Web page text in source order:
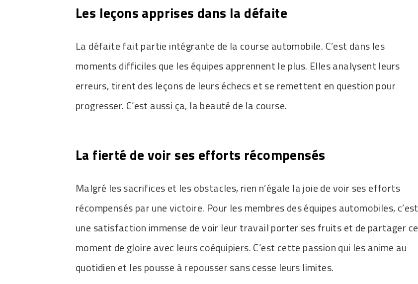
Les leçons apprises dans la défaite
La défaite fait partie intégrante de la course automobile. C’est dans les
moments difficiles que les équipes apprennent le plus. Elles analysent leurs
erreurs, tirent des leçons de leurs échecs et se remettent en question pour
progresser. C’est aussi ça, la beauté de la course.
La fierté de voir ses efforts récompensés
Malgré les sacrifices et les obstacles, rien n’égale la joie de voir ses efforts
récompensés par une victoire. Pour les membres des équipes automobiles, c’est
une satisfaction immense de voir leur travail porter ses fruits et de partager ce
moment de gloire avec leurs coéquipiers. C’est cette passion qui les anime au
quotidien et les pousse à repousser sans cesse leurs limites.